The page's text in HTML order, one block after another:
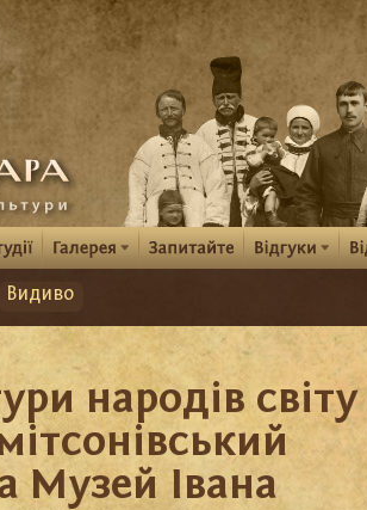
Видиво
народів світу
Музей Івана